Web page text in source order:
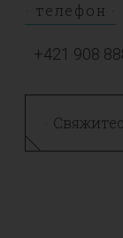
телефон
+421 908